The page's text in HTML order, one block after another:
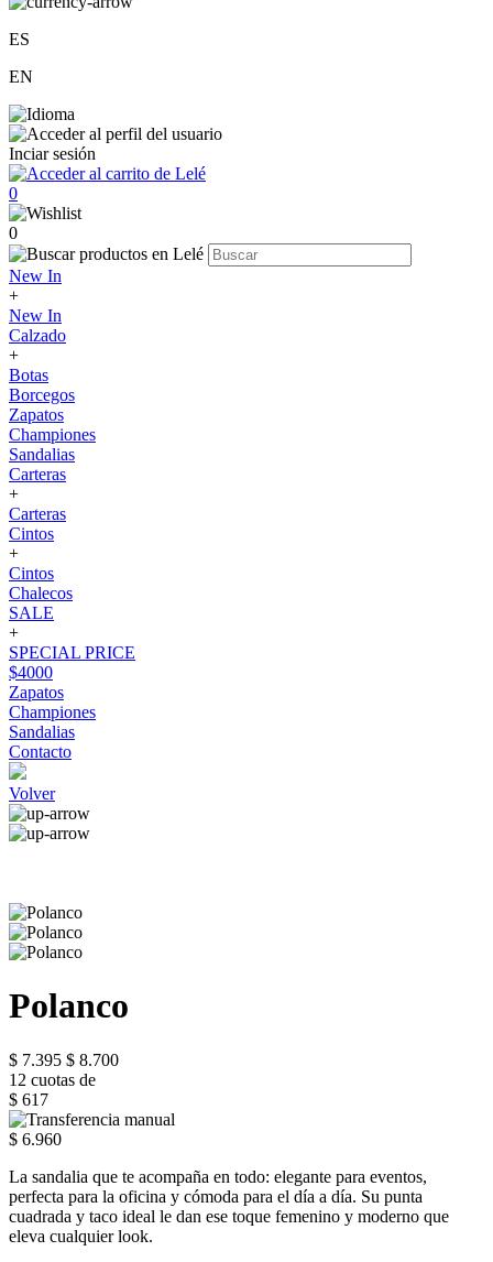
ES
EN
Inciar sesión
0
0
New In
+
New In
Calzado
+
Botas
Borcegos
Zapatos
Championes
Sandalias
Carteras
+
Carteras
Cintos
+
Cintos
Chalecos
SALE
+
SPECIAL PRICE
$4000
Zapatos
Championes
Sandalias
Contacto
Volver
Polanco
$ 7.395 $ 8.700
12 cuotas de
$ 617
$ 6.960
La sandalia que te acompaña en todo: elegante para eventos,
perfecta para la oficina y cómoda para el día a día. Su punta
cuadrada y taco ideal le dan ese toque femenino y moderno que
eleva cualquier look.